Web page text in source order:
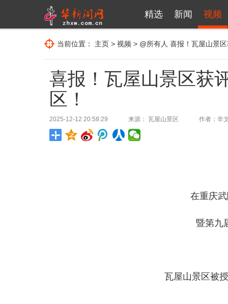
精选 新闻 视频
当前位置： 主页 > 视频 > @所有人 喜报！瓦屋山景
喜报！瓦屋山景区获
区！
2025-12-12 20:58:29 来源： 瓦屋山景区 作者：辛
在重庆
暨第九
瓦屋山景区被